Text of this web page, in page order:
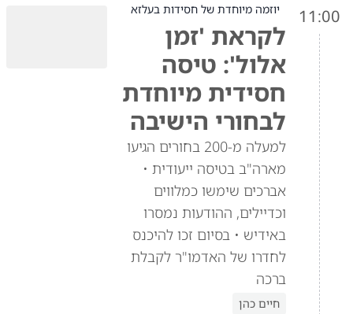
11:00 יוזמה מיוחדת של חסידות בעלזא
לקראת 'זמן
אלול': טיסה
חסידית מיוחדת
לבחורי הישיבה
למעלה מ-200 בחורים הגיעו
מארה"ב בטיסה ייעודית •
אברכים שימשו כמלווים
וכדיילים, ההודעות נמסרו
באידיש • בסיום זכו להיכנס
לחדרו של האדמו"ר לקבלת
ברכה
חיים כהן